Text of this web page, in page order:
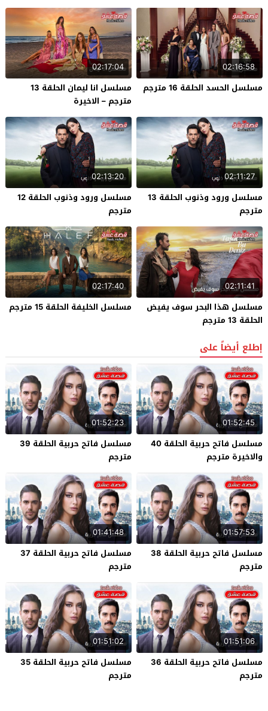
02:16:58
مسلسل الحسد الحلقة 16 مترجم
02:17:04
مسلسل انا ليمان الحلقة 13
مترجم – الاخيرة
02:11:27
مسلسل ورود وذنوب الحلقة 13
مترجم
02:13:20
مسلسل ورود وذنوب الحلقة 12
مترجم
02:11:41
مسلسل هذا البحر سوف يفيض
الحلقة 13 مترجم
02:17:40
مسلسل الخليفة الحلقة 15 مترجم
إطلع أيضاً على
01:52:45
مسلسل فاتح حربية الحلقة 40
والاخيرة مترجم
01:52:23
مسلسل فاتح حربية الحلقة 39
مترجم
01:57:53
مسلسل فاتح حربية الحلقة 38
مترجم
01:41:48
مسلسل فاتح حربية الحلقة 37
مترجم
01:51:06
مسلسل فاتح حربية الحلقة 36
مترجم
01:51:02
مسلسل فاتح حربية الحلقة 35
مترجم